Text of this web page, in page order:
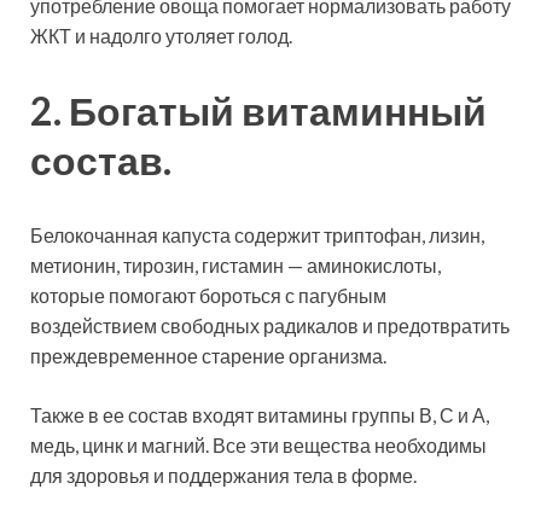
употребление овоща помогает нормализовать работу
ЖКТ и надолго утоляет голод.
2. Богатый витаминный
состав.
Белокочанная капуста содержит триптофан, лизин,
метионин, тирозин, гистамин — аминокислоты,
которые помогают бороться с пагубным
воздействием свободных радикалов и предотвратить
преждевременное старение организма.
Также в ее состав входят витамины группы В, С и А,
медь, цинк и магний. Все эти вещества необходимы
для здоровья и поддержания тела в форме.